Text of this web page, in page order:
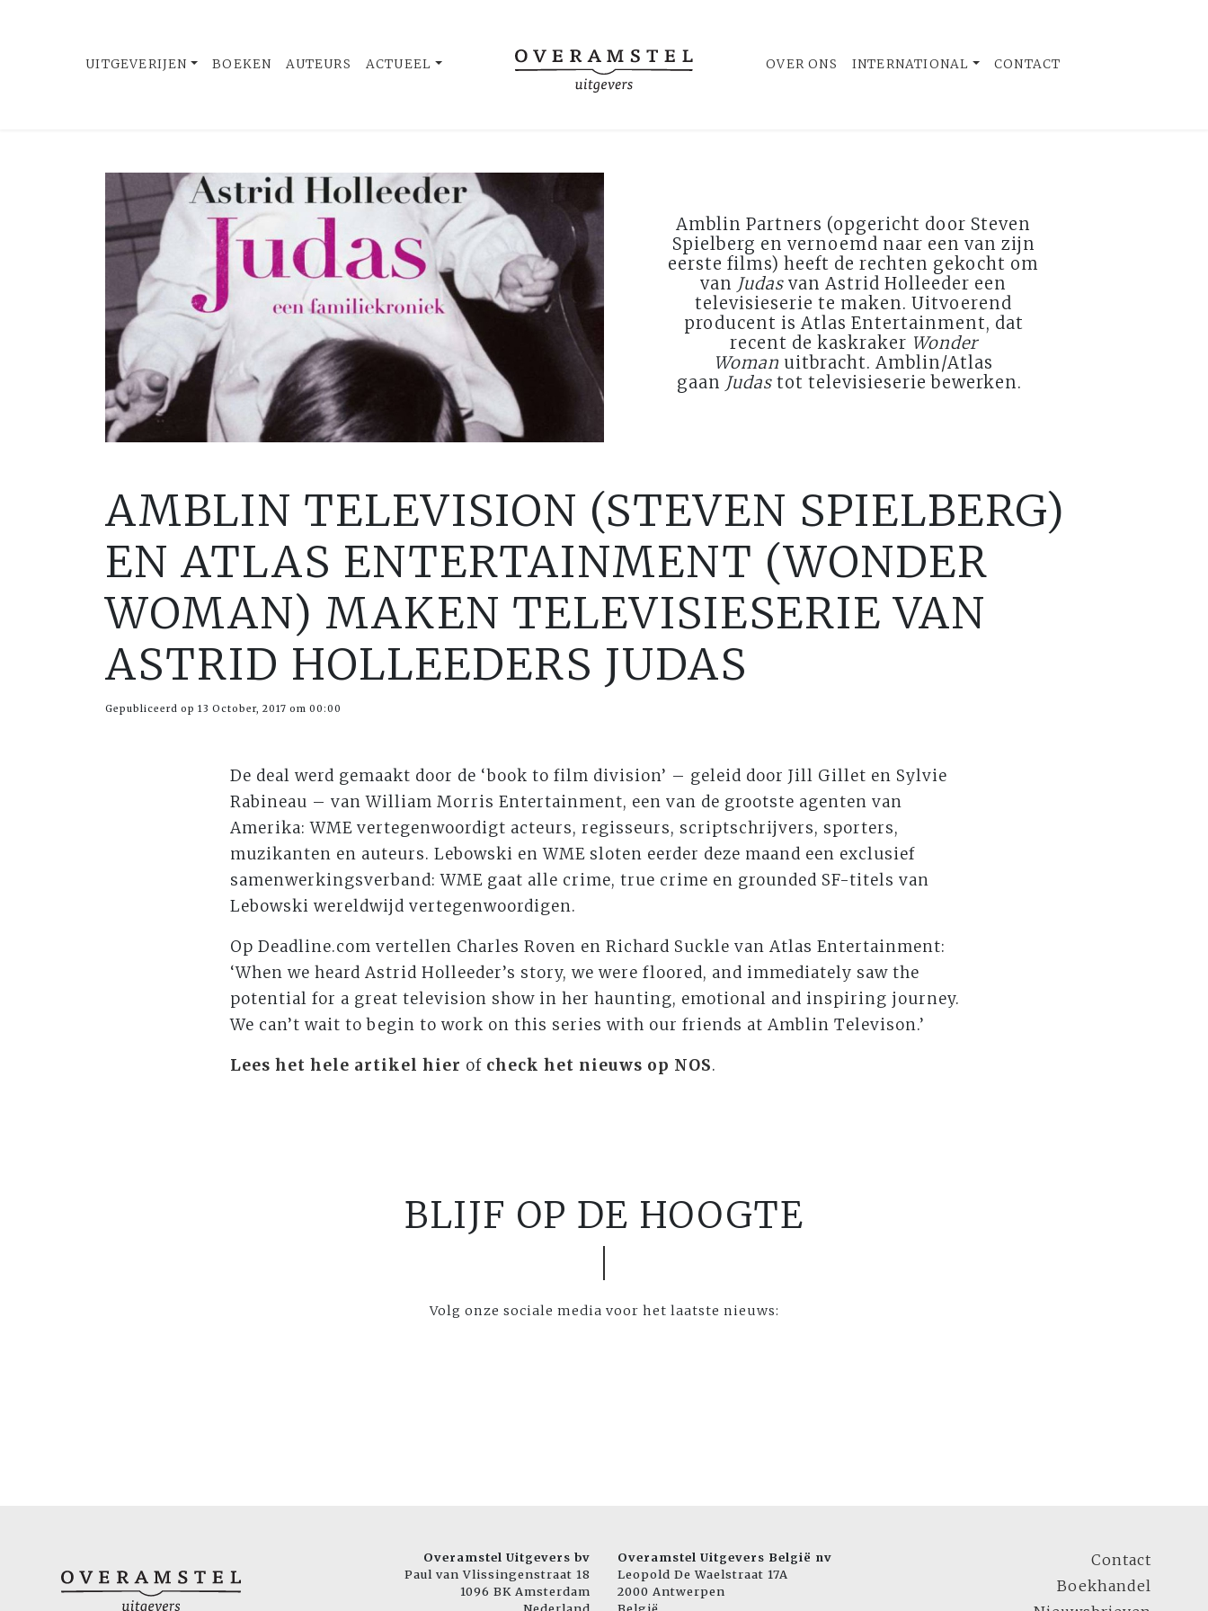
UITGEVERIJEN BOEKEN AUTEURS ACTUEEL OVER ONS INTERNATIONAL CONTACT
Amblin Partners (opgericht door Steven
Spielberg en vernoemd naar een van zijn
eerste films) heeft de rechten gekocht om
van Judas van Astrid Holleeder een
televisieserie te maken. Uitvoerend
producent is Atlas Entertainment, dat
recent de kaskraker Wonder
Woman uitbracht. Amblin/Atlas
gaan Judastot televisieserie bewerken.
AMBLIN TELEVISION (STEVEN SPIELBERG)
EN ATLAS ENTERTAINMENT (WONDER
WOMAN) MAKEN TELEVISIESERIE VAN
ASTRID HOLLEEDERS JUDAS
Gepubliceerd op 13 October, 2017 om 00:00
De deal werd gemaakt door de ‘book to film division’ – geleid door Jill Gillet en Sylvie
Rabineau – van William Morris Entertainment, een van de grootste agenten van
Amerika: WME vertegenwoordigt acteurs, regisseurs, scriptschrijvers, sporters,
muzikanten en auteurs. Lebowski en WME sloten eerder deze maand een exclusief
samenwerkingsverband: WME gaat alle crime, true crime en grounded SF-titels van
Lebowski wereldwijd vertegenwoordigen.
Op Deadline.com vertellen Charles Roven en Richard Suckle van Atlas Entertainment:
‘When we heard Astrid Holleeder’s story, we were floored, and immediately saw the
potential for a great television show in her haunting, emotional and inspiring journey.
We can’t wait to begin to work on this series with our friends at Amblin Televison.’
Lees het hele artikel hier of check het nieuws op NOS.
BLIJF OP DE HOOGTE
Volg onze sociale media voor het laatste nieuws:
Overamstel Uitgevers bv
Paul van Vlissingenstraat 18
1096 BK Amsterdam
Overamstel Uitgevers België nv
Leopold De Waelstraat 17A
2000 Antwerpen
Contact
Boekhandel